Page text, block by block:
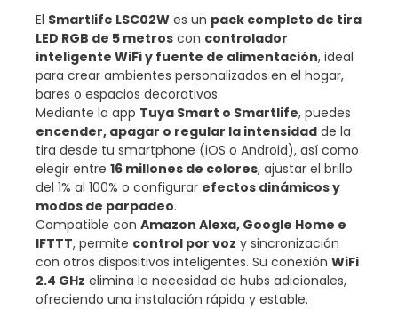
El Smartlife LSC02W es un pack completo de tira
LED RGB de 5 metros con controlador
inteligente WiFi y fuente de alimentación, ideal
para crear ambientes personalizados en el hogar,
bares o espacios decorativos.
Mediante la app Tuya Smart o Smartlife, puedes
encender, apagar o regular la intensidad de la
tira desde tu smartphone (iOS o Android), así como
elegir entre 16 millones de colores, ajustar el brillo
del 1% al 100% o configurar efectos dinámicos y
modos de parpadeo.
Compatible con Amazon Alexa, Google Home e
IFTTT, permite control por voz y sincronización
con otros dispositivos inteligentes. Su conexión WiFi
2.4 GHz elimina la necesidad de hubs adicionales,
ofreciendo una instalación rápida y estable.